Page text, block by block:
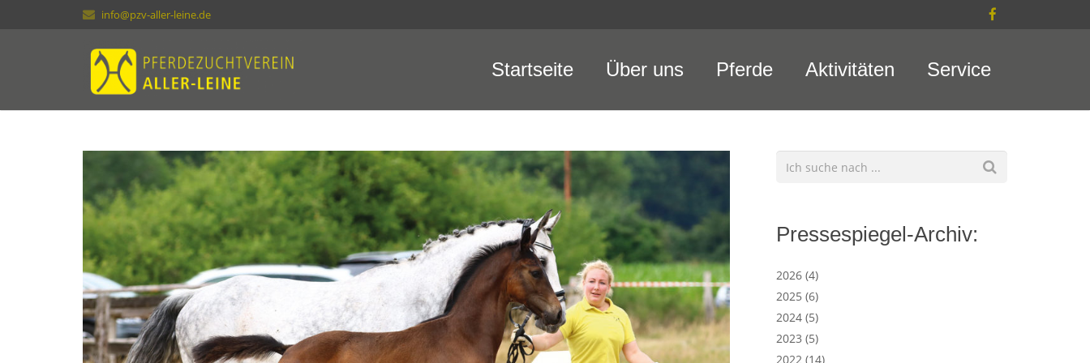
info@pzv-aller-leine.de
Startseite Über uns Pferde Aktivitäten Service
Pressespiegel-Archiv:
2026 (4)
2025 (6)
2024 (5)
2023 (5)
2022 (14)